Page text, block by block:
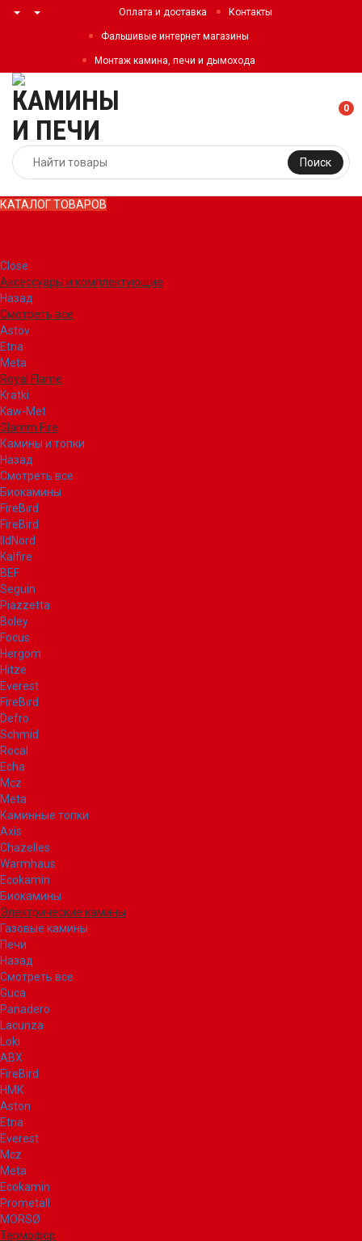
Оплата и доставка Контакты
Фальшивые интернет магазины
Монтаж камина, печи и дымохода
Поиск
0
КАТАЛОГ ТОВАРОВ
Close
Аксессуары и комплектующие
Назад
Смотреть все
Astov
Etna
Meta
Royal Flame
Kratki
Kaw-Met
Glamm Fire
Камины и топки
Назад
Смотреть все
Биокамины
FireBird
FireBird
IldNord
Kalfire
BEF
Seguin
Piazzetta
Boley
Focus
Hergom
Hitze
Everest
FireBird
Defro
Schmid
Rocal
Echa
Mcz
Meta
Каминные топки
Axis
Chazelles
Warmhaus
Ecokamin
Биокамины
Электрические камины
Газовые камины
Печи
Назад
Смотреть все
Guca
Panadero
Lacunza
Loki
ABX
FireBird
НМК
Aston
Etna
Everest
Mcz
Meta
Ecokamin
Prometall
MORSØ
Термофор